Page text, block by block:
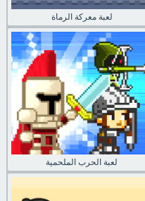
لعبة معركة الرماة
لعبة الحرب الملحمية